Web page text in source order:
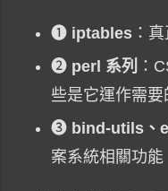
❶ iptables ：
❷ perl 系列 ：
些是它運作需要
❸ bind-utils、
案系統相關功能